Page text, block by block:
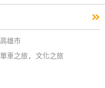
»
高雄市
單車之旅, 文化之旅